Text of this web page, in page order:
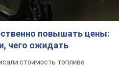
повышать цены:
чего ожидать
стоимость топлива